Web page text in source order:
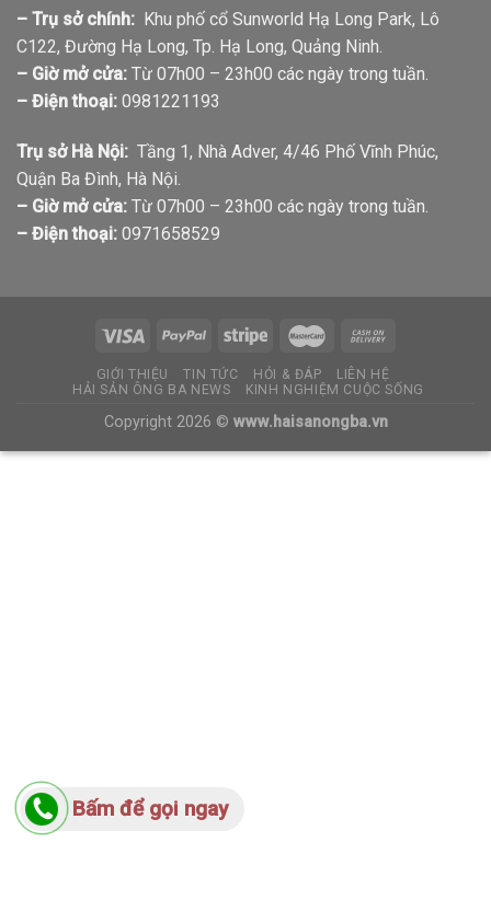
– Trụ sở chính: Khu phố cổ Sunworld Hạ Long Park, Lô
C122, Đường Hạ Long, Tp. Hạ Long, Quảng Ninh.
– Giờ mở cửa: Từ 07h00 – 23h00 các ngày trong tuần.
– Điện thoại: 0981221193
Trụ sở Hà Nội: Tầng 1, Nhà Adver, 4/46 Phố Vĩnh Phúc,
Quận Ba Đình, Hà Nội.
– Giờ mở cửa: Từ 07h00 – 23h00 các ngày trong tuần.
– Điện thoại: 0971658529
GIỚI THIỆU TIN TỨC HỎI & ĐÁP
LIÊN HỆ
HẢI SẢN ÔNG BA NEWS
KINH NGHIỆM CUỘC SỐNG
Copyright 2026 © www.haisanongba.vn
Bấm để gọi ngay